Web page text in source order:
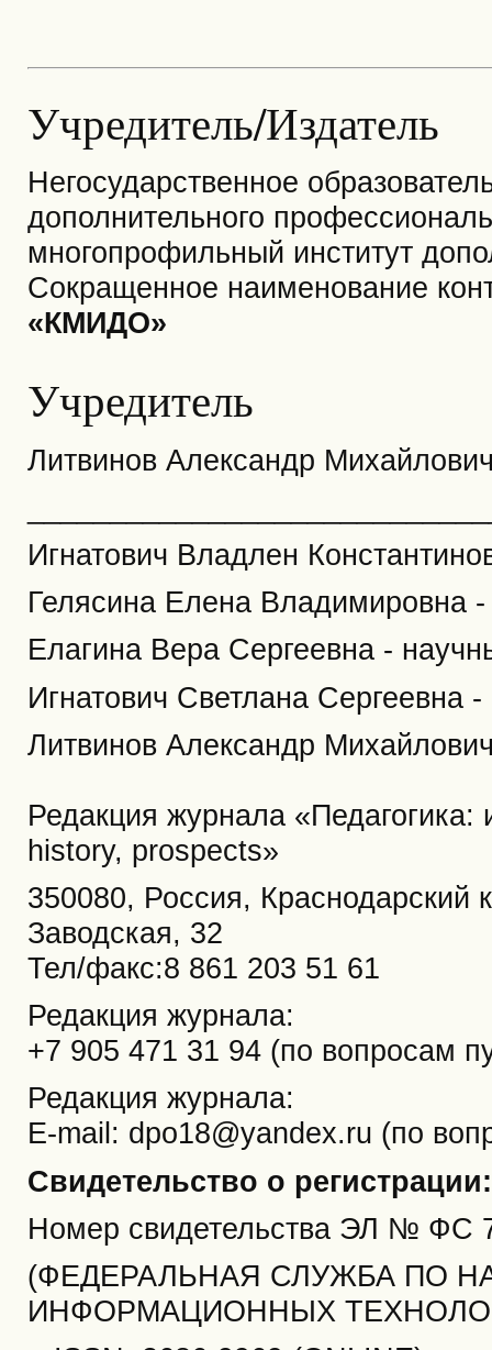
Учредитель/Издатель
Негосударственное
дополнительного
многопрофильный институт
Сокращенное наименование
«КМИДО»
Учредитель
Литвинов Александр
Игнатович Владлен
Гелясина Елена Владимировна -
Елагина Вера Сергеевна -
Игнатович Светлана Сергеевна -
Литвинов Александр
Редакция журнала
history, prospects»
350080, Россия, Краснодарский
Заводская, 32
Тел/факс:8 861 203 51 61
Редакция журнала:
+7 905 471 31 94 (по вопросам
Редакция журнала:
E-mail: dpo18@yandex.ru (по
Свидетельство о регистрации:
Номер свидетельства ЭЛ № ФС
(ФЕДЕРАЛЬНАЯ СЛУЖБА ПО
ИНФОРМАЦИОННЫХ